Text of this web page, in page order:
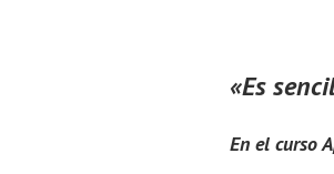
«Es
En el curso